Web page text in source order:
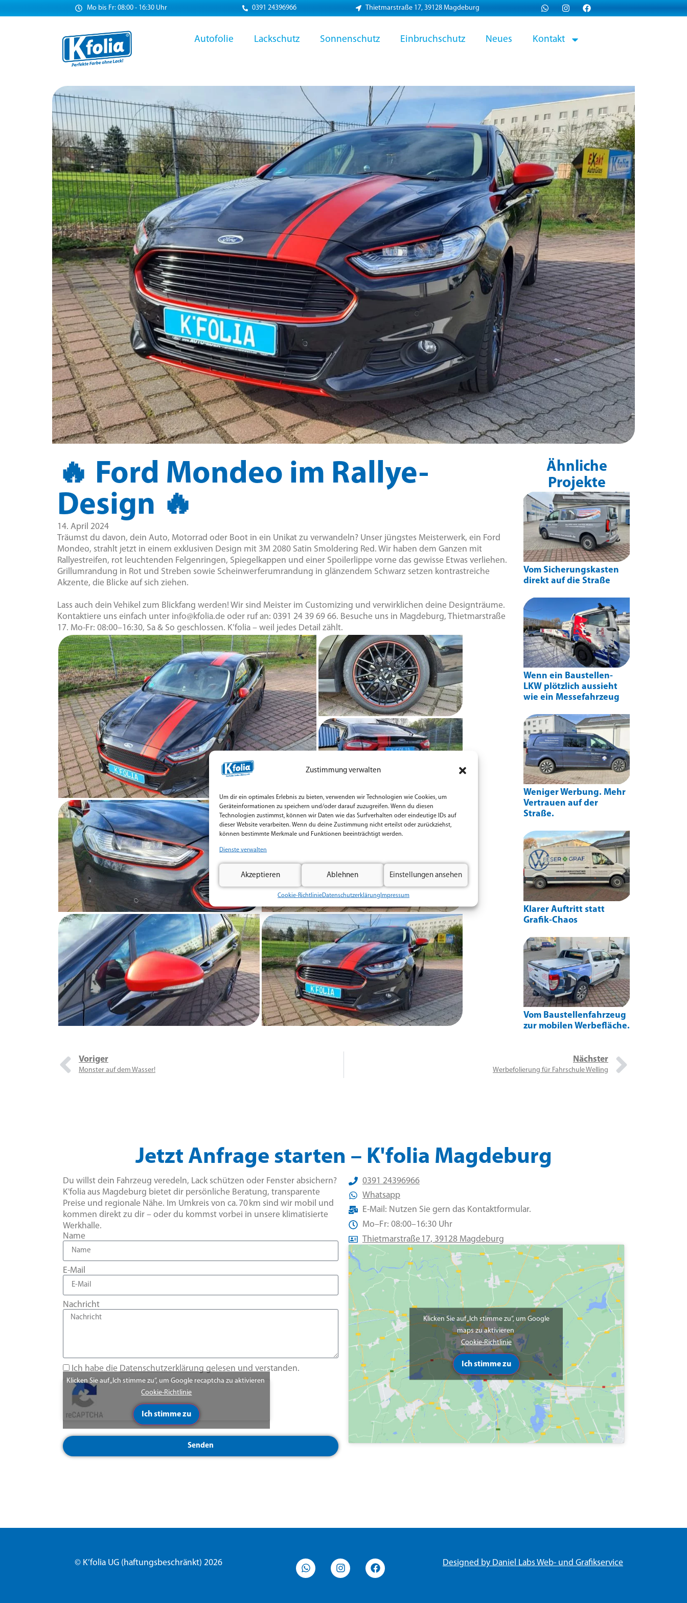
Zustimmung verwalten
Um dir ein optimales Erlebnis zu bieten, verwenden wir Technologien wie Cookies, um
Geräteinformationen zu speichern und/oder darauf zuzugreifen. Wenn du diesen
Technologien zustimmst, können wir Daten wie das Surfverhalten oder eindeutige IDs auf
dieser Website verarbeiten. Wenn du deine Zustimmung nicht erteilst oder zurückziehst,
können bestimmte Merkmale und Funktionen beeinträchtigt werden.
Dienste verwalten
Akzeptieren Ablehnen Einstellungen ansehen
Cookie-RichtlinieDatenschutzerklärung Impressum
Mo bis Fr: 08:00 - 16:30 Uhr 0391 24396966 Thietmarstraße 17, 39128 Magdeburg
Autofolie Lackschutz Sonnenschutz Einbruchschutz Neues Kontakt
🔥 Ford Mondeo im Rallye-
Design 🔥
14. April 2024
Träumst du davon, dein Auto, Motorrad oder Boot in ein Unikat zu verwandeln? Unser jüngstes Meisterwerk, ein Ford
Mondeo, strahlt jetzt in einem exklusiven Design mit 3M 2080 Satin Smoldering Red. Wir haben dem Ganzen mit
Rallyestreifen, rot leuchtenden Felgenringen, Spiegelkappen und einer Spoilerlippe vorne das gewisse Etwas verliehen.
Grillumrandung in Rot und Streben sowie Scheinwerferumrandung in glänzendem Schwarz setzen kontrastreiche
Akzente, die Blicke auf sich ziehen.
Lass auch dein Vehikel zum Blickfang werden! Wir sind Meister im Customizing und verwirklichen deine Designträume.
Kontaktiere uns einfach unter info@kfolia.de oder ruf an: 0391 24 39 69 66. Besuche uns in Magdeburg, Thietmarstraße
17. Mo-Fr: 08:00–16:30, Sa & So geschlossen. K’folia – weil jedes Detail zählt.
Ähnliche
Projekte
Vom Sicherungskasten
direkt auf die Straße
Wenn ein Baustellen-
LKW plötzlich aussieht
wie ein Messefahrzeug
Weniger Werbung. Mehr
Vertrauen auf der
Straße.
Klarer Auftritt statt
Grafik-Chaos
Vom Baustellenfahrzeug
zur mobilen Werbefläche.
Voriger
Monster auf dem Wasser!
Nächster
Werbefolierung für Fahrschule Welling
Jetzt Anfrage starten – K'folia Magdeburg
Du willst dein Fahrzeug veredeln, Lack schützen oder Fenster absichern?
K'folia aus Magdeburg bietet dir persönliche Beratung, transparente
Preise und regionale Nähe. Im Umkreis von ca. 70 km sind wir mobil und
kommen direkt zu dir – oder du kommst vorbei in unsere klimatisierte
Werkhalle.
Name
E-Mail
Nachricht
Ich habe die Datenschutzerklärung gelesen und verstanden.
Klicken Sie auf „Ich stimme zu“, um Google recaptcha zu aktivieren
Cookie-Richtlinie
Ich stimme zu
Senden
0391 24396966
Whatsapp
E-Mail: Nutzen Sie gern das Kontaktformular.
Mo–Fr: 08:00–16:30 Uhr
Thietmarstraße 17, 39128 Magdeburg
Klicken Sie auf „Ich stimme zu“, um Google
maps zu aktivieren
Cookie-Richtlinie
Ich stimme zu
© K’folia UG (haftungsbeschränkt) 2026 Designed by Daniel Labs Web- und Grafikservice